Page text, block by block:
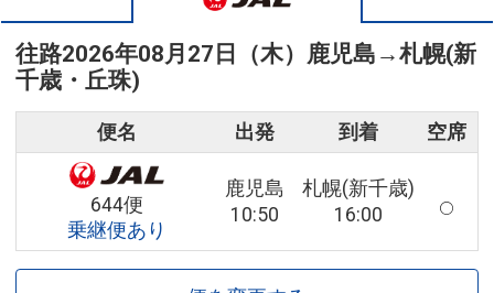
往路2026年08月27日（木） 鹿児島 →札幌(新
千歳・丘珠)
便名 出発 到着 空席
644便
乗継便あり
鹿児島
10:50
札幌(新千歳)
16:00